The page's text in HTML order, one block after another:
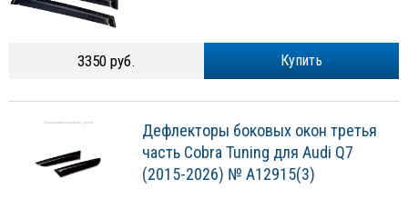
Купить
3350 руб.
Дефлекторы боковых окон третья
часть Cobra Tuning для Audi Q7
(2015-2026) № A12915(3)